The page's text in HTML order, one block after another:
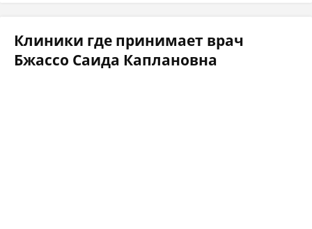
Клиники где принимает врач
Бжассо Саида Каплановна